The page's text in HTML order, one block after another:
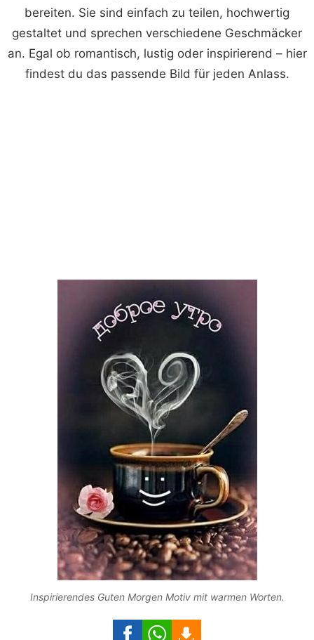
bereiten. Sie sind einfach zu teilen, hochwertig
gestaltet und sprechen verschiedene Geschmäcker
an. Egal ob romantisch, lustig oder inspirierend – hier
findest du das passende Bild für jeden Anlass.
Inspirierendes Guten Morgen Motiv mit warmen Worten.